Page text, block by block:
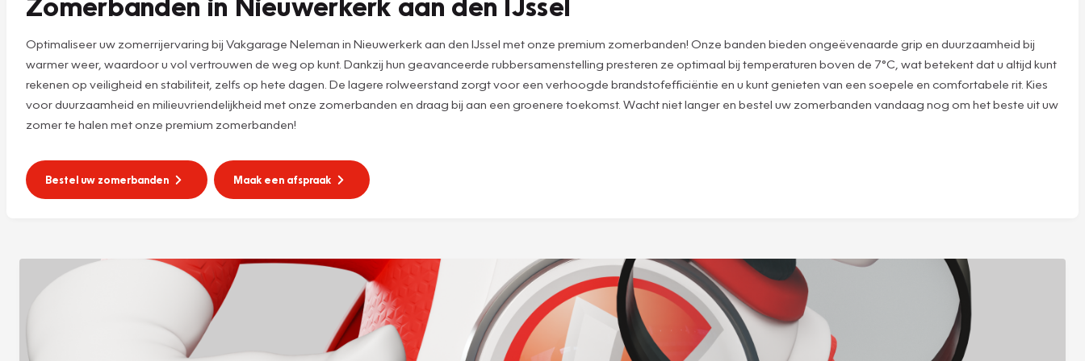
Optimaliseer uw zomerrijervaring bij Vakgarage Neleman in Nieuwerkerk aan den IJssel met onze premium zomerbanden! Onze banden bieden ongeëvenaarde grip en duurzaamheid bij
warmer weer, waardoor u vol vertrouwen de weg op kunt. Dankzij hun geavanceerde rubbersamenstelling presteren ze optimaal bij temperaturen boven de 7°C, wat betekent dat u altijd kunt
rekenen op veiligheid en stabiliteit, zelfs op hete dagen. De lagere rolweerstand zorgt voor een verhoogde brandstofefficiëntie en u kunt genieten van een soepele en comfortabele rit. Kies
voor duurzaamheid en milieuvriendelijkheid met onze zomerbanden en draag bij aan een groenere toekomst. Wacht niet langer en bestel uw zomerbanden vandaag nog om het beste uit uw
zomer te halen met onze premium zomerbanden!
Bestel uw zomerbanden Maak een afspraak